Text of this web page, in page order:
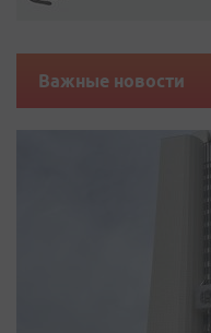
Важные новости